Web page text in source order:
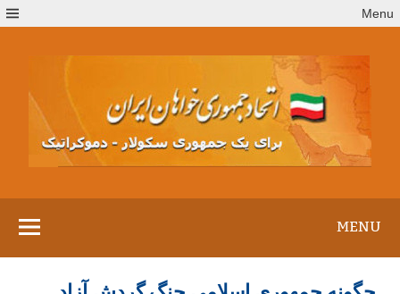
to
Menu
MENU